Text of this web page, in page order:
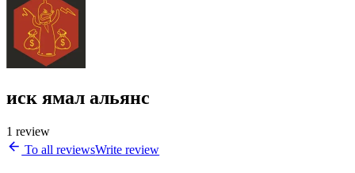
иск ямал альянс
1 review
To all reviewsWrite review